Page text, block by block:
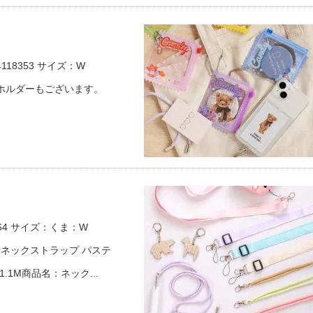
サイズ：W
ダーもございます。
サイズ：くま：W
ックストラップ パステ
商品名：ネック...